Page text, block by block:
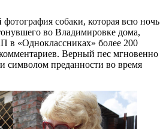
фотография собаки, которая всю ночь
во Владимировке дома,
в «Одноклассниках» более 200
Верный пес мгновенно
и символом преданности во время